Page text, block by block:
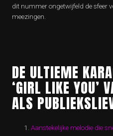
dit nummer ongetwijfeld de sfeer
meezingen.
DE ULTIEME
‘GIRL LIKE YOU’
ALS
Aanstekelijke melodie die